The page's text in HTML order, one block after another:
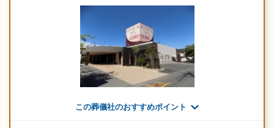
この葬儀社のおすすめポイント